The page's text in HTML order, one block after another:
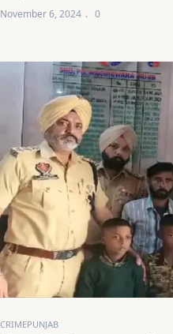
November 6, 2024 0
CRIMEPUNJAB